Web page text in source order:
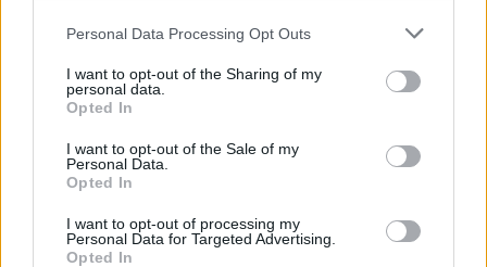
Please note that this website/app uses one or more Google
not limited to your visit or usage behaviour. You may click to
grant or deny consent to Google and its third-party tags to
use your data for below specified purposes in below Google
consent section.
Personal Data Processing Opt Outs
I want to opt-out of the Sharing of my
personal data.
Opted In
I want to opt-out of the Sale of my
Personal Data.
Opted In
I want to opt-out of processing my
Personal Data for Targeted Advertising.
Opted In
L’addio al nuoto di Gabriele Detti: un’eredità di record
Ilaria Mauri · 6 Ago 2026
PIÙ LETTI
Europei degli sport acquatici, ciclismo e tennis: il
palinsesto sportivo del 3 agosto